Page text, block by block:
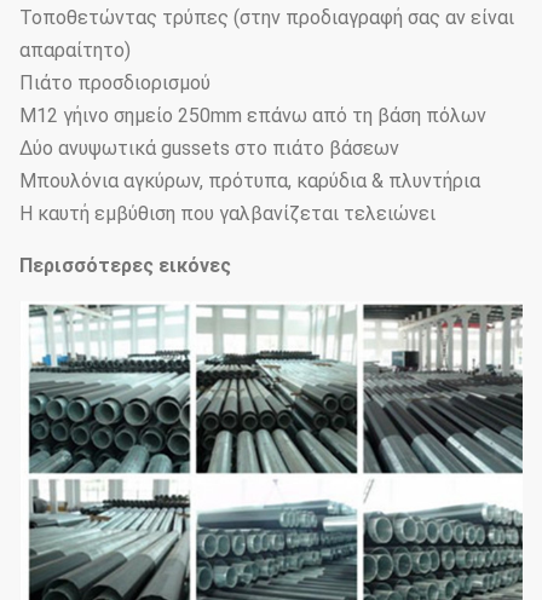
Τοποθετώντας τρύπες (στην προδιαγραφή σας αν είναι
απαραίτητο)
Πιάτο προσδιορισμού
M12 γήινο σημείο 250mm επάνω από τη βάση πόλων
Δύο ανυψωτικά gussets στο πιάτο βάσεων
Μπουλόνια αγκύρων, πρότυπα, καρύδια & πλυντήρια
Η καυτή εμβύθιση που γαλβανίζεται τελειώνει
Περισσότερες εικόνες